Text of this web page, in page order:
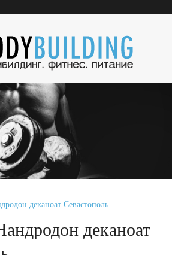
деканоат Севастополь
деканоат